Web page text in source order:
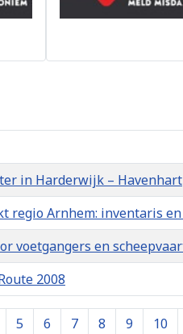
in Harderwijk – Havenhart
regio Arnhem: inventaris
voetgangers en
2008
5 6 7 8 9 10